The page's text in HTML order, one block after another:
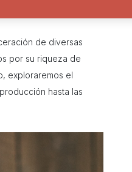
de diversas
por su riqueza de
exploraremos el
hasta las